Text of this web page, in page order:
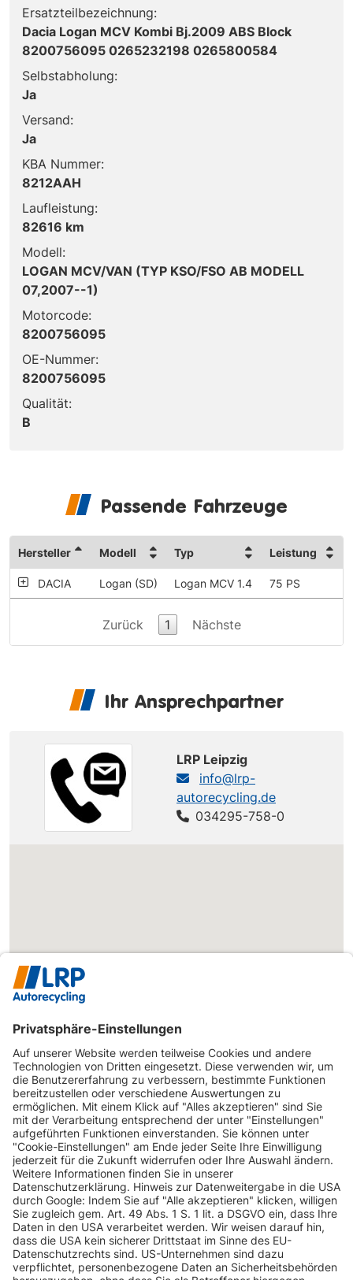
Ersatzteilbezeichnung:
Dacia Logan MCV Kombi Bj.2009 ABS Block
8200756095 0265232198 0265800584
Selbstabholung:
Ja
Versand:
Ja
KBA Nummer:
8212AAH
Laufleistung:
82616 km
Modell:
LOGAN MCV/VAN (TYP KSO/FSO AB MODELL
07,2007--1)
Motorcode:
8200756095
OE-Nummer:
8200756095
Qualität:
B
Passende Fahrzeuge
Hersteller Modell Typ Leistung
DACIA Logan (SD) Logan MCV 1.4 75 PS
Zurück 1 Nächste
Ihr Ansprechpartner
LRP Leipzig
info@lrp-
autorecycling.de
034295-758-0
INFORMATIONEN
KUNDENSERVICE
INFORMATIONEN